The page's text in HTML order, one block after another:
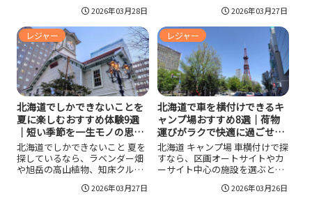
コース」を分けて確認するのが
コツ。札幌近郊・ニセコ・道央
リゾートの早期オープン傾向を
比較し、日帰りや宿泊で失敗し
ない判断基準も整理します。
2026年03月28日
フト券・レンタル料金、ナイタ
ーの注意点、服装と持ち物、混
雑回避までまとめて整理し、初
めてでも迷わず計画できるよう
にしました。
2026年03月27日
レジャー
北海道でしかできないことを
夏に楽しむおすすめ体験9選
｜短い季節を一生モノの思い
出に変えよう！
北海道でしかできないこと 夏を
探しているなら、ラベンダー畑
や旭岳の高山植物、知床クルー
季節に価値が最大化する体験」
2026年03月27日
レジャー
北海道で車を横付けできるキ
ャンプ場おすすめ8選｜荷物
運びがラクで快適に過ごせ
る！
北海道 キャンプ場 車横付けで探
すなら、区画オートサイトやカ
ーサイト中心の施設を選ぶと設
す。苫小牧アルテンや洞爺財
2026年03月26日